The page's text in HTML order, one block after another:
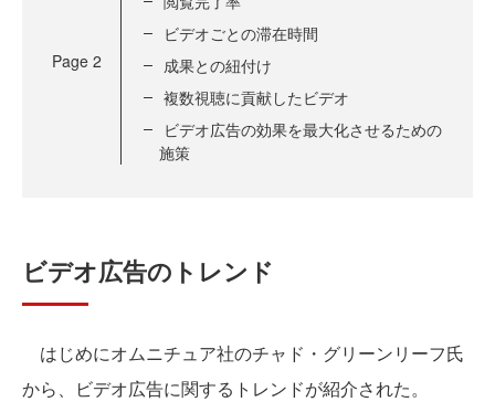
Page 2
ビデオごとの滞在時間
成果との紐付け
複数視聴に貢献したビデオ
ビデオ広告の効果を最大化させるための
施策
ビデオ広告のトレンド
はじめにオムニチュア社のチャド・グリーンリーフ氏
から、ビデオ広告に関するトレンドが紹介された。